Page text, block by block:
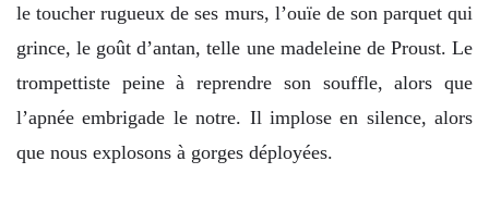
le toucher rugueux de ses murs, l’ouïe de son parquet qui
grince, le goût d’antan, telle une madeleine de Proust. Le
trompettiste peine à reprendre son souffle, alors que
l’apnée embrigade le notre. Il implose en silence, alors
que nous explosons à gorges déployées.